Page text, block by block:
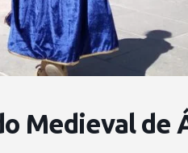
Medieval de